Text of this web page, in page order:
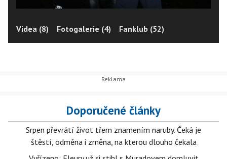
Videa (8) Fotogalerie (4) Fanklub (52)
Doporučené články
Srpen převrátí život třem znamením naruby. Čeká je
štěstí, odměna i změna, na kterou dlouho čekala